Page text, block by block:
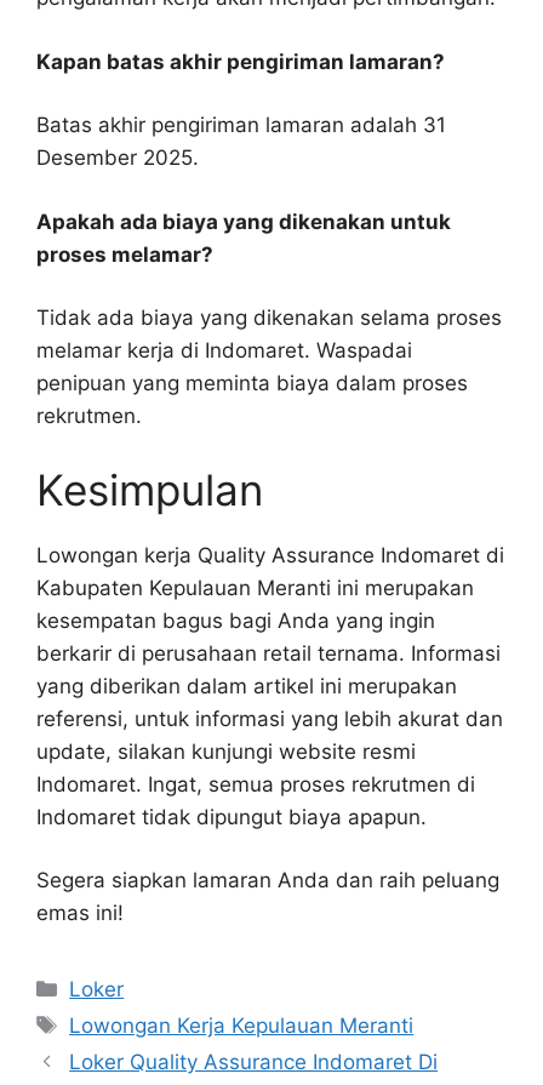
Kapan batas akhir pengiriman lamaran?
Batas akhir pengiriman lamaran adalah 31
Desember 2025.
Apakah ada biaya yang dikenakan untuk
proses melamar?
Tidak ada biaya yang dikenakan selama proses
melamar kerja di Indomaret. Waspadai
penipuan yang meminta biaya dalam proses
rekrutmen.
Kesimpulan
Lowongan kerja Quality Assurance Indomaret di
Kabupaten Kepulauan Meranti ini merupakan
kesempatan bagus bagi Anda yang ingin
berkarir di perusahaan retail ternama. Informasi
yang diberikan dalam artikel ini merupakan
referensi, untuk informasi yang lebih akurat dan
update, silakan kunjungi website resmi
Indomaret. Ingat, semua proses rekrutmen di
Indomaret tidak dipungut biaya apapun.
Segera siapkan lamaran Anda dan raih peluang
emas ini!
Kategori
Loker
Tag
Lowongan Kerja Kepulauan Meranti
Loker Quality Assurance Indomaret Di